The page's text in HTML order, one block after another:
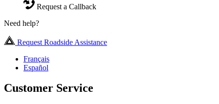
Request a Callback
Need help?
Request Roadside Assistance
Français
Español
Customer Service